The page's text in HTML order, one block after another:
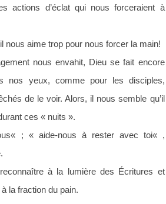
actions d’éclat qui nous forceraient à
aime trop pour nous forcer la main!
nous envahit, Dieu se fait encore
nos yeux, comme pour les disciples,
de le voir. Alors, il nous semble qu’il
ces « nuits ».
« ; « aide-nous à rester avec toi« ,
à la lumière des Écritures et
la fraction du pain.